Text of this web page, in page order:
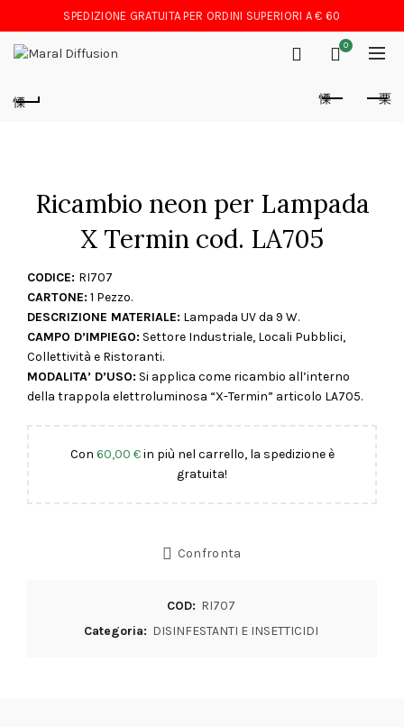
SPEDIZIONE GRATUITA PER ORDINI SUPERIORI A € 60
0
Ricambio neon per Lampada
X Termin cod. LA705
CODICE: RI707
CARTONE: 1 Pezzo.
DESCRIZIONE MATERIALE: Lampada UV da 9 W.
CAMPO D’IMPIEGO: Settore Industriale, Locali Pubblici,
Collettività e Ristoranti.
MODALITA’ D’USO: Si applica come ricambio all’interno
della trappola elettroluminosa “X-Termin” articolo LA705.
Con 60,00 €in più nel carrello, la spedizione è
gratuita!
Confronta
COD: RI707
Categoria: DISINFESTANTI E INSETTICIDI